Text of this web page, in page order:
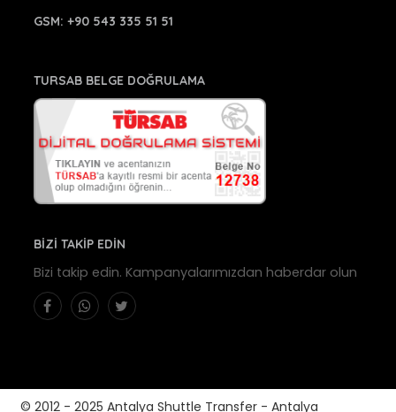
GSM: +90 543 335 51 51
TURSAB BELGE DOĞRULAMA
BİZİ TAKİP EDİN
Bizi takip edin. Kampanyalarımızdan haberdar olun
© 2012 - 2025 Antalya Shuttle Transfer - Antalya